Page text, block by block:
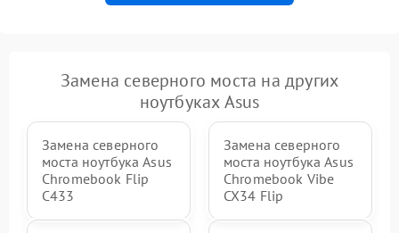
Замена северного моста на других
ноутбуках Asus
Замена северного
моста ноутбука Asus
Chromebook Flip
C433
Замена северного
моста ноутбука Asus
Chromebook Vibe
CX34 Flip